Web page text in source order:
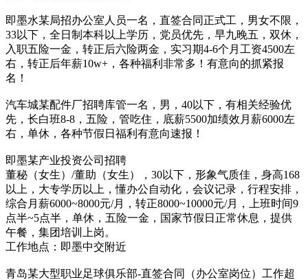
即墨水某局招办公室人员一名，直签合同正式工，男女不限，
33以下，全日制本科以上学历，党员优先，早九晚五，双休，
入职五险一金，转正后六险两金，实习期4-6个月工资4500左
右，转正后年薪10w+，各种福利非常多！有意向的抓紧报
名！
汽车城某配件厂招聘库管一名，男，40以下，有相关经验优
先，长白班8-8，五险，管吃住，底薪5500加绩效月薪6000左
右，单休，各种节假日福利有意向速报！
即墨某产业投资公司招聘
董秘（女生）/董助（女生），30以下，形象气质佳，身高168
以上，大专学历以上，懂办公自动化，会议记录，行程安排，
综合月薪6000~8000元/月，转正8000~10000元/月，上班时间9
点半~5点半，单休，五险一金，国家节假日正常休息，提供
午餐，集团培训上岗。
工作地点：即墨中交附近
青岛某大型职业足球俱乐部-直签合同（办公室岗位）工作超